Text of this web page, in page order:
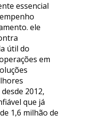
essencial
ele
útil do
em
2012,
que já
1,6 milhão de